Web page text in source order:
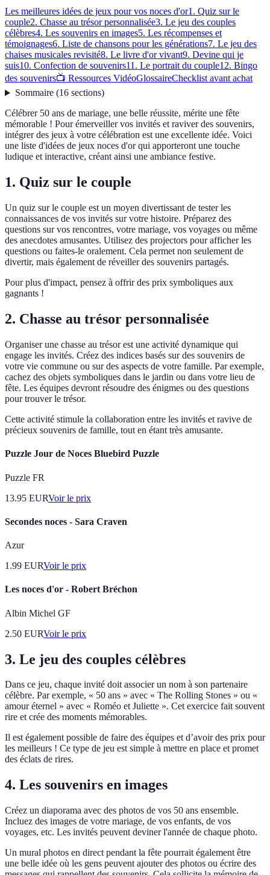
Les meilleures idées de jeux pour vos noces d'or1. Quiz sur le
couple2. Chasse au trésor personnalisée3. Le jeu des couples
célèbres4. Les souvenirs en images5. Les récompenses et
témoignages6. Liste de chansons pour les générations7. Le jeu des
chaises musicales revisité8. Le livre d'or vivant9. Devine qui je
suis10. Confection de souvenirs11. Le portrait du couple12. Bingo
des souvenirs📺 Ressources VidéoGlossaireChecklist avant achat
Sommaire(16 sections)
Célébrer 50 ans de mariage, une belle réussite, mérite une fête
mémorable ! Pour émerveiller vos invités et raviver des souvenirs,
intégrer des jeux à votre célébration est une excellente idée. Voici
une liste d'idées de jeux noces d'or qui apporteront une touche
ludique et interactive, créant ainsi une ambiance festive.
1. Quiz sur le couple
Un quiz sur le couple est un moyen divertissant de tester les
connaissances de vos invités sur votre histoire. Préparez des
questions sur vos rencontres, votre mariage, vos voyages ou même
des anecdotes amusantes. Utilisez des projectors pour afficher les
questions ou faites-le oralement. Cela permet non seulement de
divertir, mais également de réveiller des souvenirs partagés.
Pour plus d'impact, pensez à offrir des prix symboliques aux
gagnants !
2. Chasse au trésor personnalisée
Organiser une chasse au trésor est une activité dynamique qui
engage les invités. Créez des indices basés sur des souvenirs de
votre vie commune ou sur des aspects de votre famille. Par exemple,
cachez des objets symboliques dans le jardin ou dans votre lieu de
fête. Les équipes devront résoudre des énigmes ou des questions
pour trouver le trésor.
Cette activité stimule la collaboration entre les invités et ravive de
précieux souvenirs de famille, tout en étant très amusante.
Puzzle Jour de Noces Bluebird Puzzle
Puzzle FR
13.95 EURVoir le prix
Secondes noces - Sara Craven
Azur
1.99 EURVoir le prix
Les noces d'or - Robert Bréchon
Albin Michel GF
2.50 EURVoir le prix
3. Le jeu des couples célèbres
Dans ce jeu, chaque invité doit associer un nom à son partenaire
célèbre. Par exemple, « 50 ans » avec « The Rolling Stones » ou «
amour éternel » avec « Roméo et Juliette ». Cet exercice fait souvent
rire et crée des moments mémorables.
Il est également possible de faire des équipes et d’avoir des prix pour
les meilleurs ! Ce type de jeu est simple à mettre en place et promet
des éclats de rires.
4. Les souvenirs en images
Créez un diaporama avec des photos de vos 50 ans ensemble.
Incluez des images de votre mariage, de vos enfants, de vos
voyages, etc. Les invités peuvent deviner l'année de chaque photo.
Un mural photos en direct pendant la fête pourrait également être
une belle idée où les gens peuvent ajouter des photos ou écrire des